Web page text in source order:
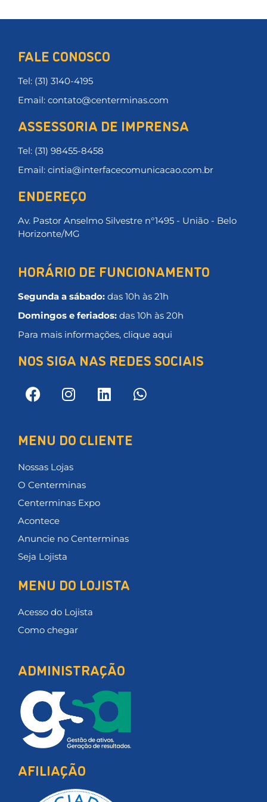
FALE CONOSCO
Tel: (31) 3140-4195
Email: contato@centerminas.com
ASSESSORIA DE IMPRENSA
Tel: (31) 98455-8458
Email: cintia@interfacecomunicacao.com.br
ENDEREÇO
Av. Pastor Anselmo Silvestre n°1495 - União - Belo
Horizonte/MG
HORÁRIO DE FUNCIONAMENTO
Segunda a sábado: das 10h às 21h
Domingos e feriados: das 10h às 20h
Para mais informações, clique aqui
NOS SIGA NAS REDES SOCIAIS
MENU DO CLIENTE
Nossas Lojas
O Centerminas
Centerminas Expo
Acontece
Anuncie no Centerminas
Seja Lojista
MENU DO LOJISTA
Acesso do Lojista
Como chegar
ADMINISTRAÇÃO
AFILIAÇÃO